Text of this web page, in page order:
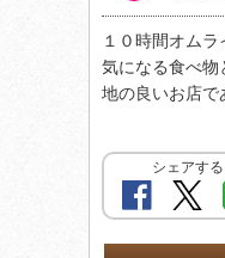
１０時間オム
気になる食べ物
地の良いお店で
シェアする